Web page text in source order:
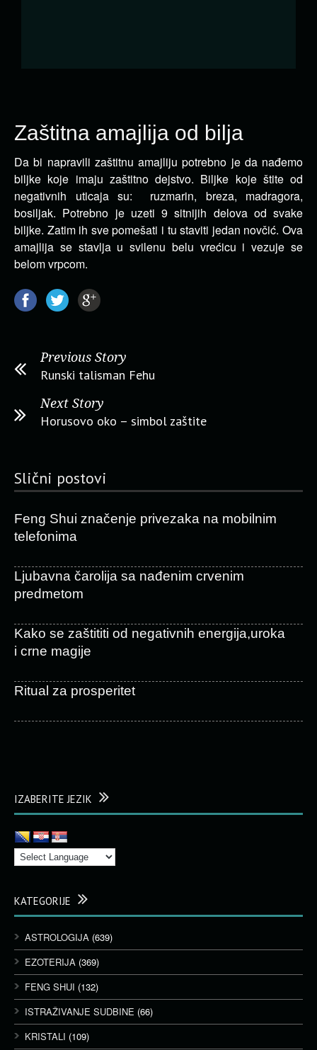
Zaštitna amajlija od bilja
Da bi napravili zaštitnu amajliju potrebno je da nađemo
biljke koje imaju zaštitno dejstvo. Biljke koje štite od
negativnih uticaja su: ruzmarin, breza, madragora,
bosiljak. Potrebno je uzeti 9 sitnijih delova od svake
biljke. Zatim ih sve pomešati i tu staviti jedan novčić. Ova
amajlija se stavlja u svilenu belu vrećicu i vezuje se
belom vrpcom.
Previous Story
Runski talisman Fehu
Next Story
Horusovo oko – simbol zaštite
Slični postovi
Feng Shui značenje privezaka na mobilnim
telefonima
Ljubavna čarolija sa nađenim crvenim
predmetom
Kako se zaštititi od negativnih energija,uroka
i crne magije
Ritual za prosperitet
IZABERITE JEZIK
KATEGORIJE
ASTROLOGIJA (639)
EZOTERIJA (369)
FENG SHUI (132)
ISTRAŽIVANJE SUDBINE (66)
KRISTALI (109)